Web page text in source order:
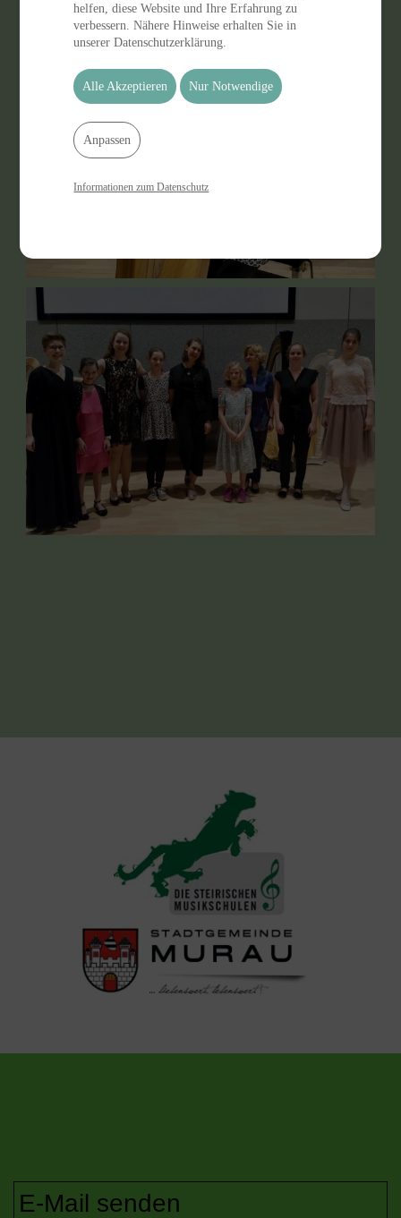
E-Mail senden
helfen, diese Website und Ihre Erfahrung zu
verbessern. Nähere Hinweise erhalten Sie in
unserer Datenschutzerklärung.
Alle Akzeptieren Nur Notwendige
Anpassen
Informationen zum Datenschutz